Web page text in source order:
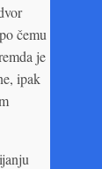
čemu
je
ipak